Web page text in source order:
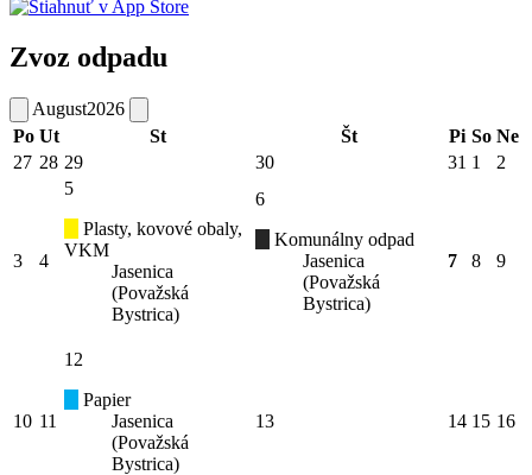
Zvoz odpadu
August2026
Po Ut St Št Pi So Ne
27 28 29 30 31 1 2
3 4
5
Plasty, kovové obaly,
VKM
Jasenica
(Považská
Bystrica)
6
Komunálny odpad
Jasenica
(Považská
Bystrica)
7 8 9
10 11
12
Papier
Jasenica
(Považská
Bystrica)
13 14 15 16